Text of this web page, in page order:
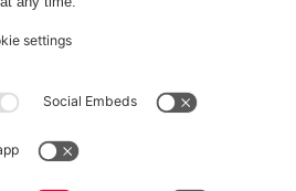
RÉTRACTATION